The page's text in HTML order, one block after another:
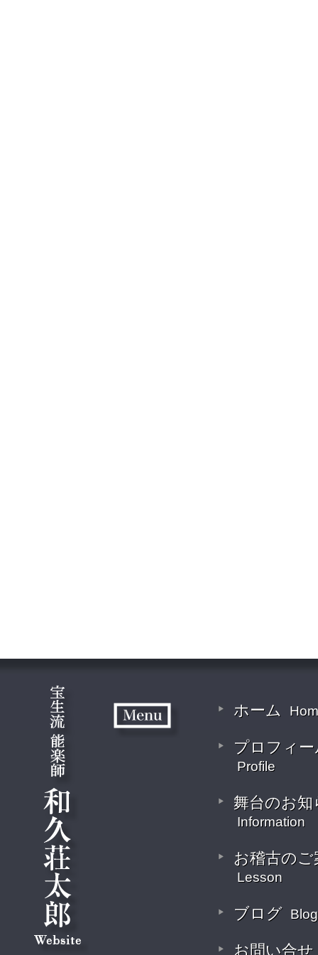
ホーム
プロフィー
Profile
舞台のお知
Information
お稽古のご
Lesson
ブログ Blog
お問い合せ